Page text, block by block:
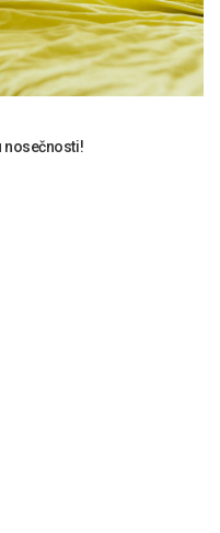
nosečnosti!